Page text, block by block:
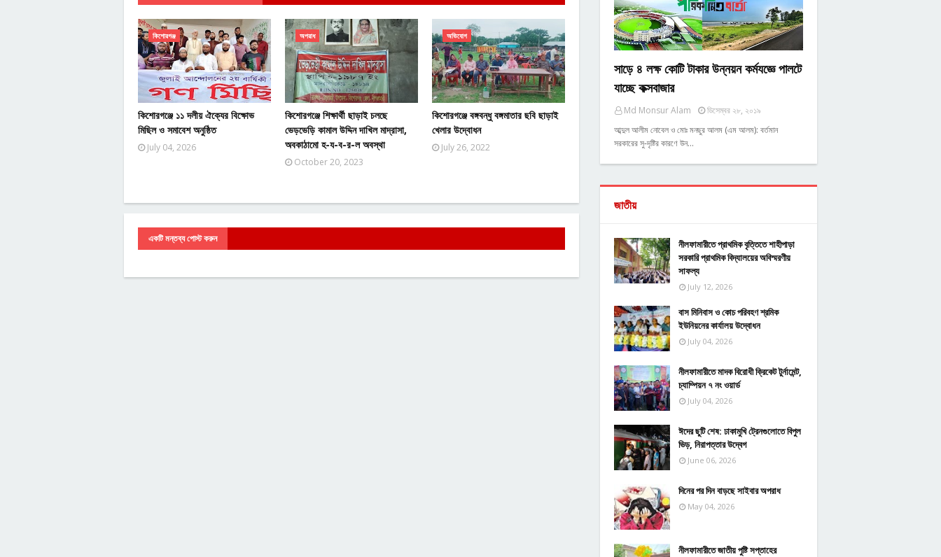
কিশোরগঞ্জ
কিশোরগঞ্জে ১১ দলীয় ঐক্যের বিক্ষোভ
মিছিল ও সমাবেশ অনুষ্ঠিত
July 04, 2026
অপরাধ
কিশোরগঞ্জে শিক্ষার্থী ছাড়াই চলছে
ভেড়ভেড়ি কামাল উদ্দিন দাখিল মাদ্রাসা,
অবকাঠামো হ-য-ব-র-ল অবস্থা
October 20, 2023
অভিযোগ
কিশোরগঞ্জে বঙ্গবন্ধু বঙ্গমাতার ছবি ছাড়াই
খেলার উদ্বোধন
July 26, 2022
একটি মন্তব্য পোস্ট করুন
সাড়ে ৪ লক্ষ কোটি টাকার উন্নয়ন কর্মযজ্ঞে পালটে
যাচ্ছে কক্সবাজার
Md Monsur Alam
ডিসেম্বর ২৮, ২০১৯
আব্দুল আলীম নোবেল ও মোঃ মনছুর আলম (এম আলম): বর্তমান
সরকারের সু-দৃষ্টির কারণে উন…
জাতীয়
নীলফামারীতে প্রাথমিক বৃত্তিতে শাহীপাড়া
সরকারি প্রাথমিক বিদ্যালয়ের অবিস্মরণীয়
সাফল্য
July 12, 2026
বাস মিনিবাস ও কোচ পরিবহণ শ্রমিক
ইউনিয়নের কার্যালয় উদ্বোধন
July 04, 2026
নীলফামারীতে মাদক বিরোধী ক্রিকেট টুর্নামেন্ট,
চ্যাম্পিয়ন ৭ নং ওয়ার্ড
July 04, 2026
ঈদের ছুটি শেষ: ঢাকামুখি ট্রেনগুলোতে বিপুল
ভিড়, নিরাপত্তার উদ্বেগ
June 06, 2026
দিনের পর দিন বাড়ছে সাইবার অপরাধ
May 04, 2026
নীলফামারীতে জাতীয় পুষ্টি সপ্তাহের